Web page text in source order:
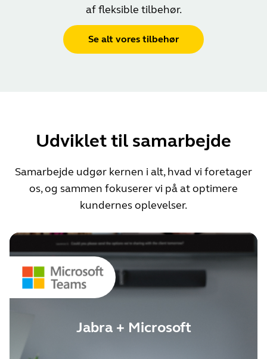
af fleksible tilbehør.
Se alt vores tilbehør
Udviklet til samarbejde
Samarbejde udgør kernen i alt, hvad vi foretager
os, og sammen fokuserer vi på at optimere
kundernes oplevelser.
Jabra + Microsoft